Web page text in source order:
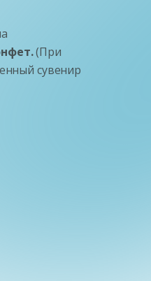
(При
сувенир